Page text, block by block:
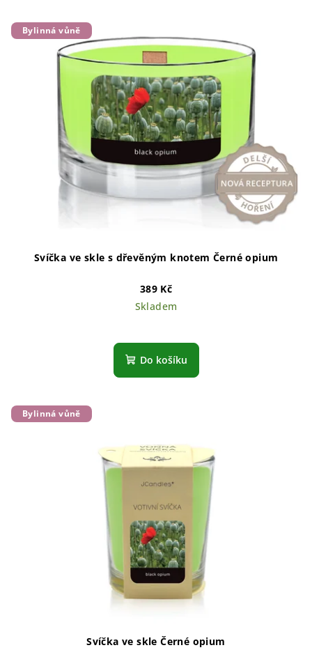
Bylinná vůně
Svíčka ve skle s dřevěným knotem Černé opium
389 Kč
Skladem
hodnocení
produktu
Do košíku
Bylinná vůně
Svíčka ve skle Černé opium